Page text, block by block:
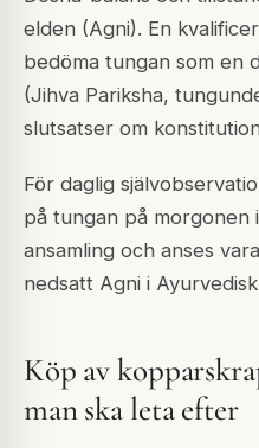
elden (Agni). En
bedöma tungan som en
(Jihva Pariksha,
slutsatser om
För daglig
på tungan på morgonen
ansamling och anses
nedsatt Agni i
Köp av
man ska leta efter